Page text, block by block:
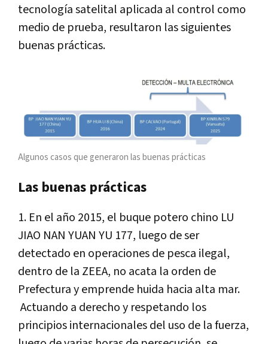
tecnología satelital aplicada al control como
medio de prueba, resultaron las siguientes
buenas prácticas.
Algunos casos que generaron las buenas prácticas
Las buenas prácticas
1. En el año 2015, el buque potero chino LU
JIAO NAN YUAN YU 177, luego de ser
detectado en operaciones de pesca ilegal,
dentro de la ZEEA, no acata la orden de
Prefectura y emprende huida hacia alta mar.
Actuando a derecho y respetando los
principios internacionales del uso de la fuerza,